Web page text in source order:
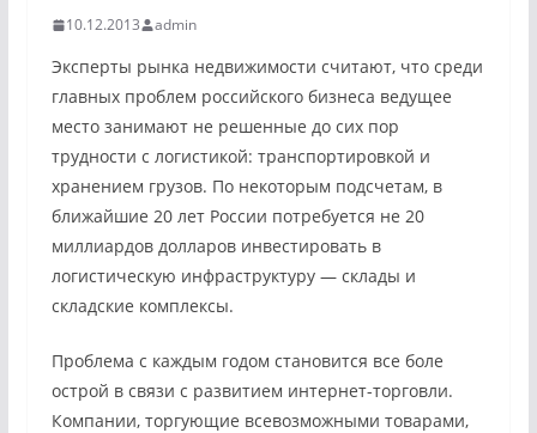
10.12.2013 admin
Эксперты рынка недвижимости считают, что среди
главных проблем российского бизнеса ведущее
место занимают не решенные до сих пор
трудности с логистикой: транспортировкой и
хранением грузов. По некоторым подсчетам, в
ближайшие 20 лет России потребуется не 20
миллиардов долларов инвестировать в
логистическую инфраструктуру — склады и
складские комплексы.
Проблема с каждым годом становится все боле
острой в связи с развитием интернет-торговли.
Компании, торгующие всевозможными товарами,